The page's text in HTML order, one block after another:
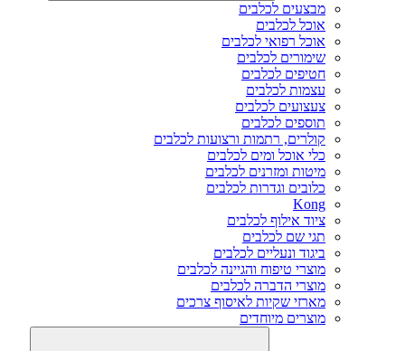
מבצעים לכלבים
אוכל לכלבים
אוכל רפואי לכלבים
שימורים לכלבים
חטיפים לכלבים
עצמות לכלבים
צעצועים לכלבים
תוספים לכלבים
קולרים, רתמות ורצועות לכלבים
כלי אוכל ומים לכלבים
מיטות ומזרנים לכלבים
כלובים וגדרות לכלבים
Kong
ציוד אילוף לכלבים
תגי שם לכלבים
ביגוד ונעליים לכלבים
מוצרי טיפוח והגיינה לכלבים
מוצרי הדברה לכלבים
מארזי שקיות לאיסוף צרכים
מוצרים מיוחדים